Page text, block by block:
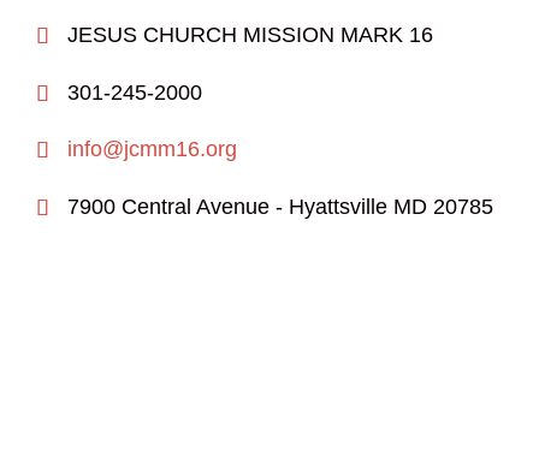
 JESUS CHURCH MISSION MARK 16
 301-245-2000
 info@jcmm16.org
 7900 Central Avenue - Hyattsville MD 20785